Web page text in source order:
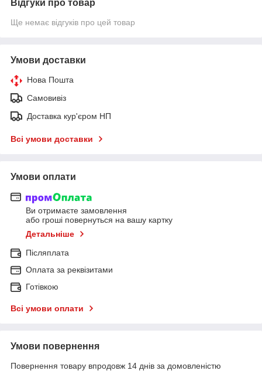
Відгуки про товар
Ще немає відгуків про цей товар
Умови доставки
Нова Пошта
Самовивіз
Доставка кур'єром НП
Всі умови доставки
Умови оплати
Ви отримаєте замовлення
або гроші повернуться на вашу картку
Детальніше
Післяплата
Оплата за реквізитами
Готівкою
Всі умови оплати
Умови повернення
Повернення товару впродовж 14 днів за домовленістю